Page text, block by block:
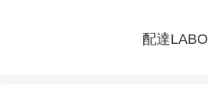
配達LABO